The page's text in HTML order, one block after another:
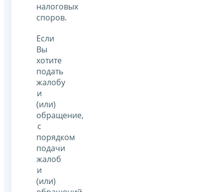
налоговых
споров.
Если
Вы
хотите
подать
жалобу
и
(или)
обращение,
с
порядком
подачи
жалоб
и
(или)